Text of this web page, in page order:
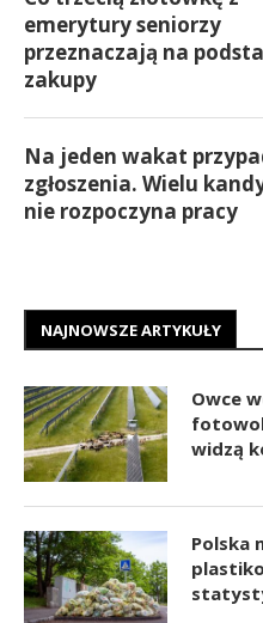
emerytury seniorzy
przeznaczają na
zakupy
Na jeden wakat
zgłoszenia. Wielu
nie rozpoczyna pracy
NAJNOWSZE ARTYKUŁY
Owce
widzą
Polska